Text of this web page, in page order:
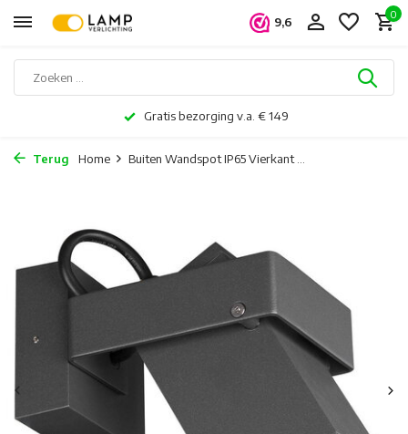
9,6
0
Gratis bezorging v.a. € 149
Terug Home Buiten Wandspot IP65 Vierkant ...